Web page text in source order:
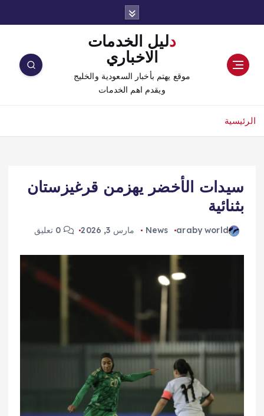
دليل الخدمات
الاخباري
موقع يهتم بأخبار السعودية والخليج
ويقدم اهم الخدمات
الرئيسية
سيدات الأخضر يهزمن قرغيزستان
بثنائية
araby world
News مارس 3, 2026